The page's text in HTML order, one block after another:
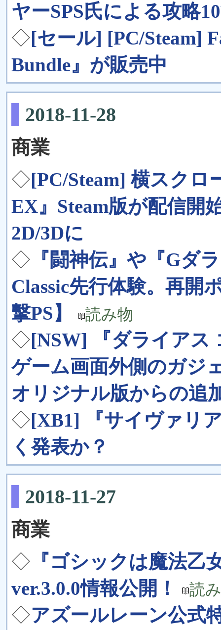
ヤーSPS氏による攻略
◇[セール] [PC/Steam]
Bundle』が販売中
2018-11-28
商業
◇[PC/Steam] 横スクロ
EX』Steam版が配信
2D/3Dに
◇ 『闘神伝』や『Gダ
Classic先行体験。再開
撃PS】
読み物
◇[NSW] 『ダライアス
ゲーム画面外側のガジ
オリジナル版からの追
◇[XB1] 『サイヴァリ
く発表か？
2018-11-27
商業
◇ 『ゴシックは魔法乙
ver.3.0.0情報公開！
読
◇アズールレーン公